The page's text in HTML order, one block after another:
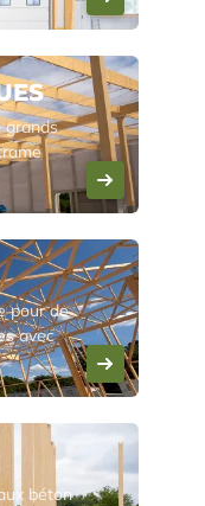
grands
pour de
avec
béton